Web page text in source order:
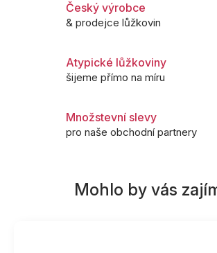
Český výrobce
& prodejce lůžkovin
Atypické lůžkoviny
šijeme přímo na míru
Množstevní slevy
pro naše obchodní partnery